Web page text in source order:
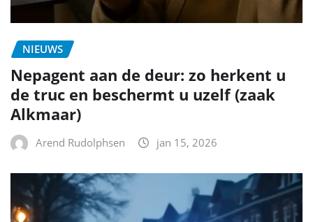
NIEUWS
Nepagent aan de deur: zo herkent u
de truc en beschermt u uzelf (zaak
Alkmaar)
Arend Rudolphsen jan 15, 2026